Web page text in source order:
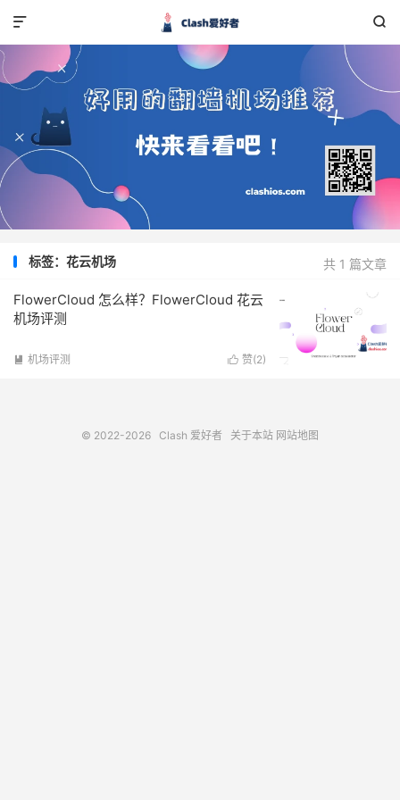


共 1 篇文章
标签：花云机场
FlowerCloud 怎么样？FlowerCloud 花云
机场评测
 赞(2)
 机场评测
© 2022-2026 Clash 爱好者 关于本站 网站地图